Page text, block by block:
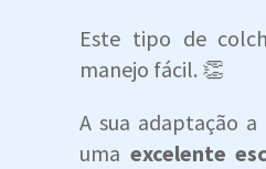
Este tipo de
manejo fácil. 👏
A sua adaptação
uma excelente